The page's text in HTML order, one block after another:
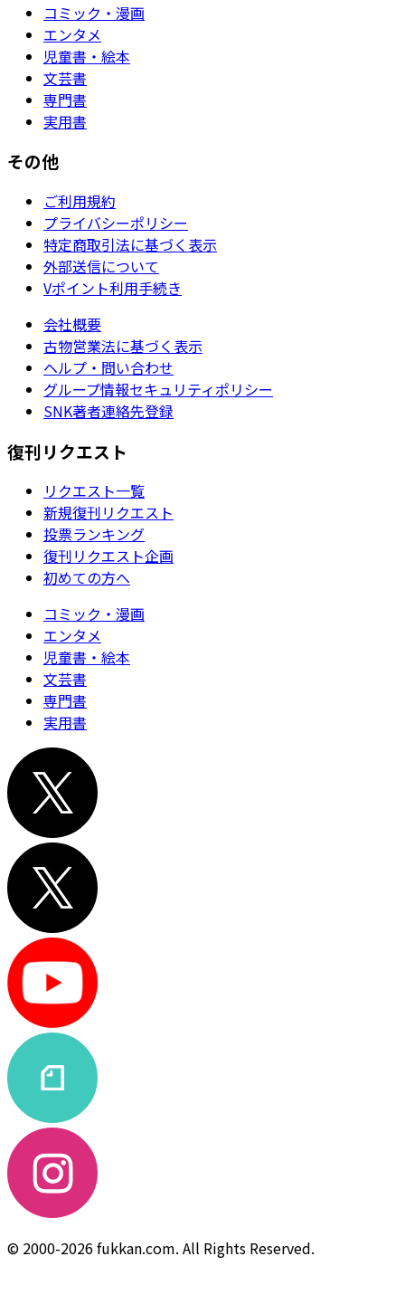
コミック・漫画
エンタメ
児童書・絵本
文芸書
専門書
実用書
その他
ご利用規約
プライバシーポリシー
特定商取引法に基づく表示
外部送信について
Vポイント利用手続き
会社概要
古物営業法に基づく表示
ヘルプ・問い合わせ
グループ情報セキュリティポリシー
SNK著者連絡先登録
復刊リクエスト
リクエスト一覧
新規復刊リクエスト
投票ランキング
復刊リクエスト企画
初めての方へ
コミック・漫画
エンタメ
児童書・絵本
文芸書
専門書
実用書
© 2000-2026 fukkan.com. All Rights Reserved.